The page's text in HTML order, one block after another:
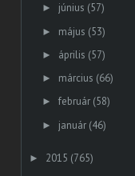
► június (57)
► május (53)
► április (57)
► március (66)
► február (58)
► január (46)
► 2015 (765)